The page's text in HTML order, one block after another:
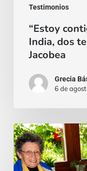
Testimonios
Ruta
Jacobea
“Estoy
India, dos
Jacobea
Grecia
6 de
Cardenal
Camillo
Ruini